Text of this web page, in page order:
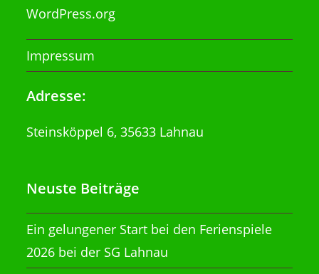
WordPress.org
Impressum
Adresse:
Steinsköppel 6, 35633 Lahnau
Neuste Beiträge
Ein gelungener Start bei den Ferienspiele
2026 bei der SG Lahnau